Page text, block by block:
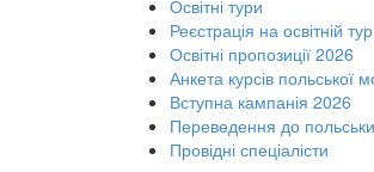
Освітні тури
Реєстрація на освітній тур
Освітні пропозиції 2026
Анкета курсів польської
Вступна кампанія 2026
Переведення до
Провідні спеціалісти